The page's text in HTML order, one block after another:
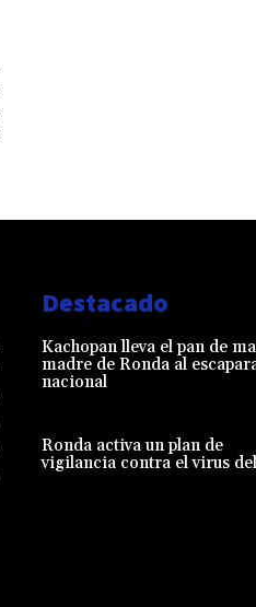
Destacado
Kachopan lleva el pan de
madre de Ronda al
nacional
Ronda activa un plan de
vigilancia contra el virus